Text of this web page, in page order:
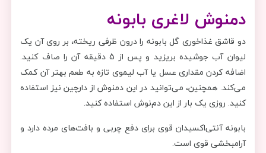
دمنوش لاغری بابونه
دو قاشق غذاخوری گل بابونه را درون ظرفی ریخته، بر روی آن یک
لیوان آب جوشیده بریزید و پس از 5 دقیقه آن را صاف کنید.
اضافه کردن مقداری عسل یا آب لیموی تازه به طعم بهتر آن کمک
می‌کند. همچنین، می‌توانید در این دمنوش از دارچین نیز استفاده
کنید. روزی یک بار از این دم‌نوش استفاده کنید.
بابونه آنتی‌اکسیدان قوی برای دفع چربی و بافت‌های مرده دارد و
آرامبخشی قوی است.